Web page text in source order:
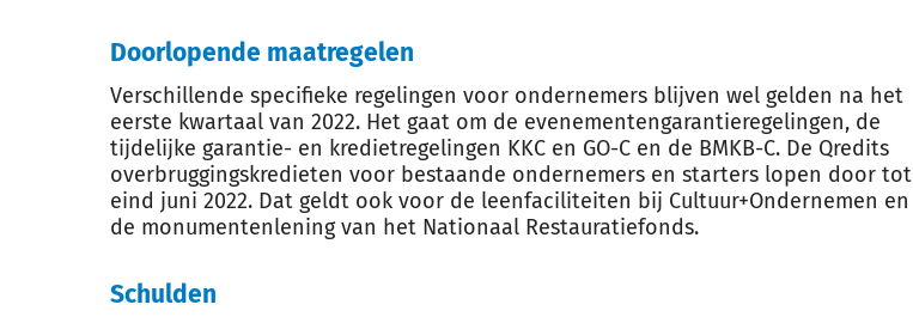
Doorlopende maatregelen
Verschillende specifieke regelingen voor ondernemers blijven wel gelden na het
eerste kwartaal van 2022. Het gaat om de evenementengarantieregelingen, de
tijdelijke garantie- en kredietregelingen KKC en GO-C en de BMKB-C. De Qredits
overbruggingskredieten voor bestaande ondernemers en starters lopen door tot
eind juni 2022. Dat geldt ook voor de leenfaciliteiten bij Cultuur+Ondernemen en
de monumentenlening van het Nationaal Restauratiefonds.
Schulden